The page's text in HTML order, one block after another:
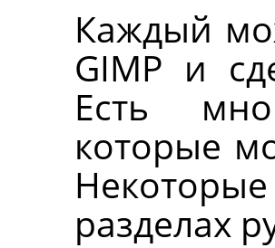
Каждый
GIMP и
Есть
которые
разделах